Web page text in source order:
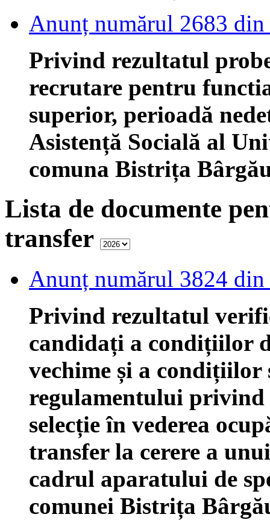
Anunț numărul 2683
Privind rezultatul
recrutare pentru
superior, perioadă
Asistență Socială al
comuna Bistrița
Lista de documente
transfer
Anunț numărul 3824
Privind rezultatul
candidați a condițiilor
vechime și a condițiilor
regulamentului privind
selecție în vederea
transfer la cerere a
cadrul aparatului de
comunei Bistrița